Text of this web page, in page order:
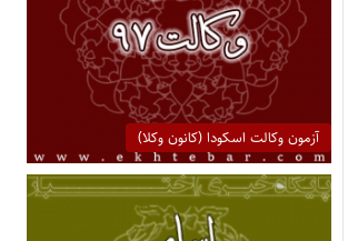
آزمون وکالت اسکودا (کانون وکلا)